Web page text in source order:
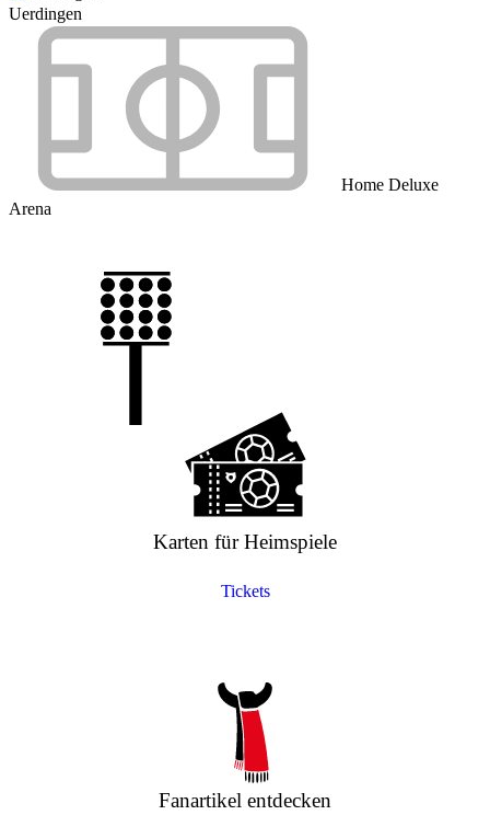
Uerdingen
Home Deluxe
Arena
Karten für Heimspiele
Tickets
Fanartikel entdecken